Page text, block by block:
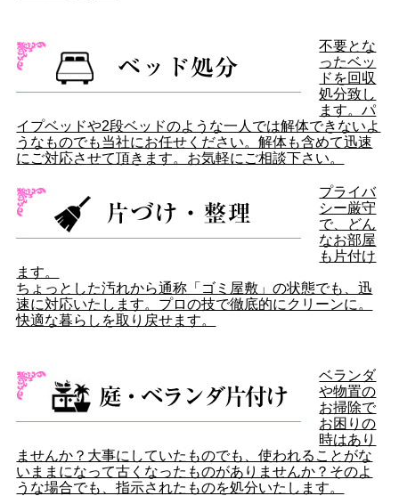
不要とな
ったベッ
ドを回収
処分致し
ます。パ
イプベッドや2段ベッドのような一人では解体できないよ
うなものでも当社にお任せください。解体も含めて迅速
にご対応させて頂きます。お気軽にご相談下さい。
プライバ
シー厳守
で、どん
なお部屋
も片付け
ます。
ちょっとした汚れから通称「ゴミ屋敷」の状態でも、迅
速に対応いたします。プロの技で徹底的にクリーンに。
快適な暮らしを取り戻せます。
ベランダ
や物置の
お掃除で
お困りの
時はあり
ませんか？大事にしていたものでも、使われることがな
いままになって古くなったものがありませんか？そのよ
うな場合でも、指示されたものを処分いたします。